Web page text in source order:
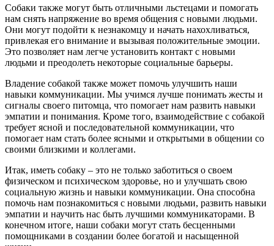
Собаки также могут быть отличными льстецами и помогать
нам снять напряжение во время общения с новыми людьми.
Они могут подойти к незнакомцу и начать нахохливаться,
привлекая его внимание и вызывая положительные эмоции.
Это позволяет нам легче установить контакт с новыми
людьми и преодолеть некоторые социальные барьеры.
Владение собакой также может помочь улучшить наши
навыки коммуникации. Мы учимся лучше понимать жесты и
сигналы своего питомца, что помогает нам развить навыки
эмпатии и понимания. Кроме того, взаимодействие с собакой
требует ясной и последовательной коммуникации, что
помогает нам стать более ясными и открытыми в общении со
своими близкими и коллегами.
Итак, иметь собаку – это не только заботиться о своем
физическом и психическом здоровье, но и улучшать свою
социальную жизнь и навыки коммуникации. Она способна
помочь нам познакомиться с новыми людьми, развить навыки
эмпатии и научить нас быть лучшими коммуникаторами. В
конечном итоге, наши собаки могут стать бесценными
помощниками в создании более богатой и насыщенной